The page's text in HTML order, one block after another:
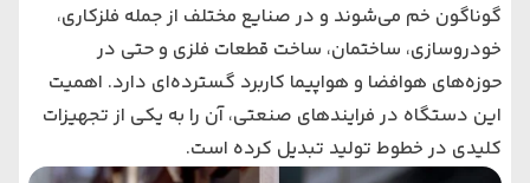
گوناگون خم می‌شوند و در صنایع مختلف از جمله فلزکاری،
خودروسازی، ساختمان، ساخت قطعات فلزی و حتی در
حوزه‌های هوافضا و هواپیما کاربرد گسترده‌ای دارد. اهمیت
این دستگاه در فرایندهای صنعتی، آن را به یکی از تجهیزات
کلیدی در خطوط تولید تبدیل کرده است.